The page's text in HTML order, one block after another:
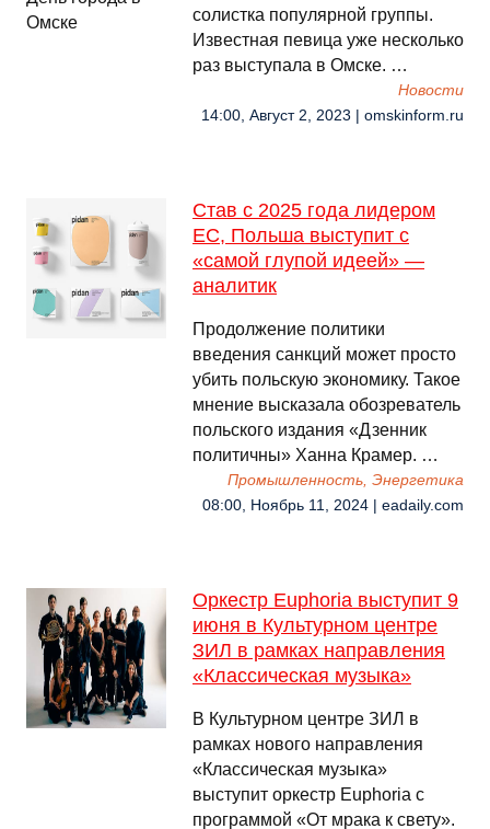
солистка популярной группы.
Известная певица уже несколько
раз выступала в Омске. …
Новости
14:00, Август 2, 2023 | omskinform.ru
Став с 2025 года лидером
ЕС, Польша выступит с
«самой глупой идеей» —
аналитик
Продолжение политики
введения санкций может просто
убить польскую экономику. Такое
мнение высказала обозреватель
польского издания «Дзенник
политичны» Ханна Крамер. …
Промышленность, Энергетика
08:00, Ноябрь 11, 2024 | eadaily.com
Оркестр Euphoria выступит 9
июня в Культурном центре
ЗИЛ в рамках направления
«Классическая музыка»
В Культурном центре ЗИЛ в
рамках нового направления
«Классическая музыка»
выступит оркестр Euphoria с
программой «От мрака к свету».